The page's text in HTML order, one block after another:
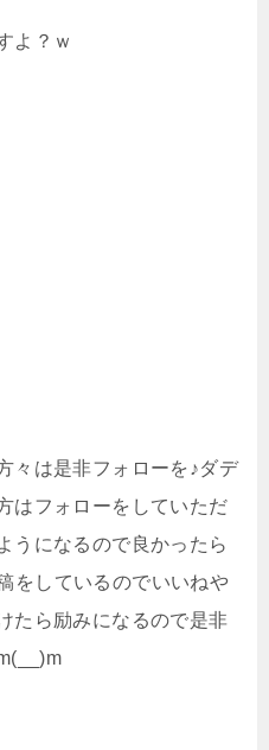
よ？ｗ
々は是非フォローを♪ダデ
はフォローをしていただ
うになるので良かったら
をしているのでいいねや
たら励みになるので是非